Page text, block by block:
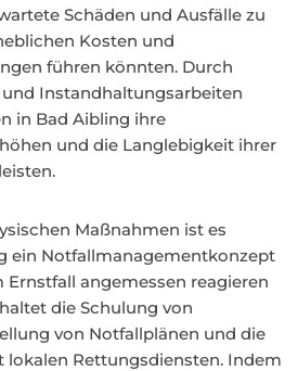
Schäden und Ausfälle zu
Kosten und
führen könnten. Durch
Instandhaltungsarbeiten
in Bad Aibling ihre
und die Langlebigkeit ihrer
Maßnahmen ist es
ein Notfallmanagementkonzept
angemessen reagieren
die Schulung von
von Notfallplänen und die
Rettungsdiensten. Indem